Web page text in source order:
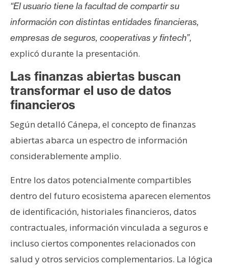
“El usuario tiene la facultad de compartir su
información con distintas entidades financieras,
empresas de seguros, cooperativas y fintech”,
explicó durante la presentación.
Las finanzas abiertas buscan
transformar el uso de datos
financieros
Según detalló Cánepa, el concepto de finanzas
abiertas abarca un espectro de información
considerablemente amplio.
Entre los datos potencialmente compartibles
dentro del futuro ecosistema aparecen elementos
de identificación, historiales financieros, datos
contractuales, información vinculada a seguros e
incluso ciertos componentes relacionados con
salud y otros servicios complementarios. La lógica